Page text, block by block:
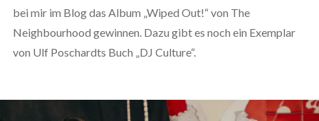
bei mir im Blog das Album „Wiped Out!“ von The
Neighbourhood gewinnen. Dazu gibt es noch ein Exemplar
von Ulf Poschardts Buch „DJ Culture“.